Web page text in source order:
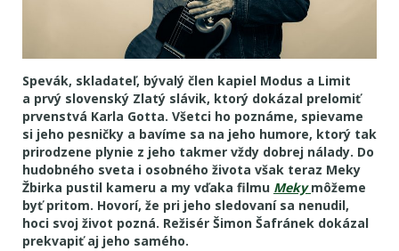
Spevák, skladateľ, bývalý člen kapiel Modus a Limit
a prvý slovenský Zlatý slávik, ktorý dokázal prelomiť
prvenstvá Karla Gotta. Všetci ho poznáme, spievame
si jeho pesničky a bavíme sa na jeho humore, ktorý tak
prirodzene plynie z jeho takmer vždy dobrej nálady. Do
hudobného sveta i osobného života však teraz Meky
Žbirka pustil kameru a my vďaka filmu Meky môžeme
byť pritom. Hovorí, že pri jeho sledovaní sa nenudil,
hoci svoj život pozná. Režisér Šimon Šafránek dokázal
prekvapiť aj jeho samého.